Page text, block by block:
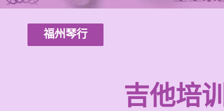
福州琴行
吉他培